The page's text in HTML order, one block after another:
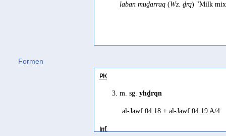
laban muḏarraq (Wz. ḏrq) "Milk
Formen
PK
3. m. sg. yhḏrqn
al-Jawf 04.18 + al-Jawf 04.19 A/4
Inf.